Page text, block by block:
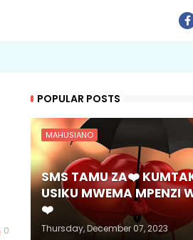
0
POPULAR POSTS
MAHUSIANO
SMS TAMU ZA❤️
USIKU MWEMA MPENZI
❤️
Thursday, December 07, 2023